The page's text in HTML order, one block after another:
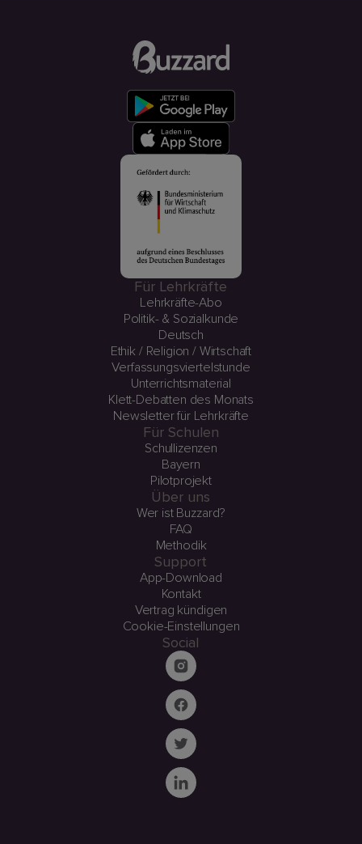
Für Lehrkräfte
Lehrkräfte-Abo
Politik- & Sozialkunde
Deutsch
Ethik / Religion / Wirtschaft
Verfassungsviertelstunde
Unterrichtsmaterial
Klett-Debatten des Monats
Newsletter für Lehrkräfte
Für Schulen
Schullizenzen
Bayern
Pilotprojekt
Über uns
Wer ist Buzzard?
FAQ
Methodik
Support
App-Download
Kontakt
Vertrag kündigen
Cookie-Einstellungen
Social